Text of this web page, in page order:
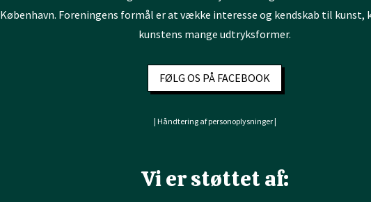
København. Foreningens formål er at vække interesse og kendskab til kunst,
kunstens mange udtryksformer.
FØLG OS PÅ FACEBOOK
| Håndtering af personoplysninger |
Vi er støttet af: